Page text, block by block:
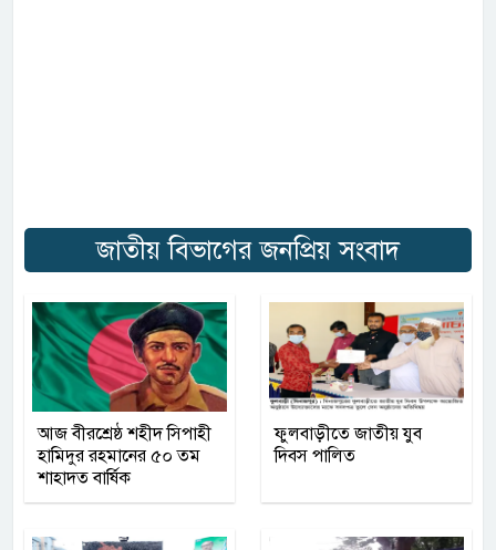
জাতীয় বিভাগের জনপ্রিয় সংবাদ
আজ বীরশ্রেষ্ঠ শহীদ সিপাহী
হামিদুর রহমানের ৫০ তম
শাহাদত বার্ষিক
ফুলবাড়ীতে জাতীয় যুব
দিবস পালিত